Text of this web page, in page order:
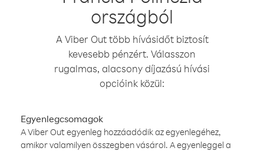
országból
A Viber Out több hívásidőt biztosít
kevesebb pénzért. Válasszon
rugalmas, alacsony díjazású hívási
opcióink közül:
Egyenlegcsomagok
A Viber Out egyenleg hozzáadódik az egyenlegéhez,
amikor valamilyen összegben vásárol. A egyenleggel a